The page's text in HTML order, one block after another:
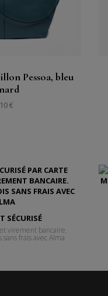
Pessoa, bleu
€
SÉCURISÉ
virement bancaire.
frais avec Alma